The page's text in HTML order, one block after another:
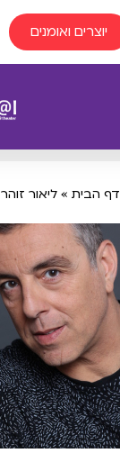
יוצרים ואומנים
דף הבית »ליאור זוהר